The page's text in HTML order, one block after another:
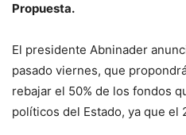
Propuesta.
El presidente Abninader
pasado viernes, que
rebajar el 50% de los fondos
políticos del Estado, ya que el